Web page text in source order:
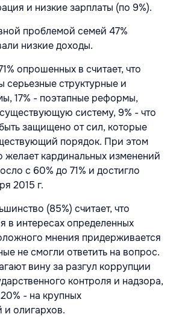
и низкие зарплаты (по 9%).
проблемой семей 47%
низкие доходы.
опрошенных в считает, что
серьезные структурные и
17% - поэтапные реформы,
систему, 9% - что
защищено от сил, которые
порядок. При этом
желает кардинальных изменений
с 60% до 71% и достигло
2015 г.
(85%) считает, что
в интересах определенных
мнения придерживается
не смогли ответить на вопрос.
вину за разгул коррупции
контроля и надзора,
- на крупных
и олигархов.